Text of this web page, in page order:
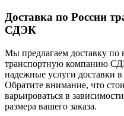
Доставка по России
СДЭК
Мы предлагаем доставку по
транспортную компанию
надежные услуги доставки
Обратите внимание, что
варьироваться в
размера вашего заказа.